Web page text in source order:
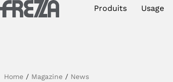
Skip to main content Produits Usage
Collections
Home/ Magazine/ News